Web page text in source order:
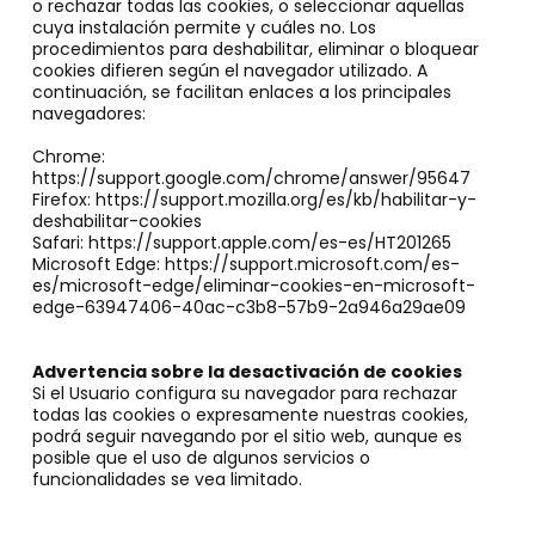
o rechazar todas las cookies, o seleccionar aquellas
cuya instalación permite y cuáles no. Los
procedimientos para deshabilitar, eliminar o bloquear
cookies difieren según el navegador utilizado. A
continuación, se facilitan enlaces a los principales
navegadores:
Chrome:
https://support.google.com/chrome/answer/95647
Firefox: https://support.mozilla.org/es/kb/habilitar-y-
deshabilitar-cookies
Safari: https://support.apple.com/es-es/HT201265
Microsoft Edge: https://support.microsoft.com/es-
es/microsoft-edge/eliminar-cookies-en-microsoft-
edge-63947406-40ac-c3b8-57b9-2a946a29ae09
Advertencia sobre la desactivación de cookies
Si el Usuario configura su navegador para rechazar
todas las cookies o expresamente nuestras cookies,
podrá seguir navegando por el sitio web, aunque es
posible que el uso de algunos servicios o
funcionalidades se vea limitado.